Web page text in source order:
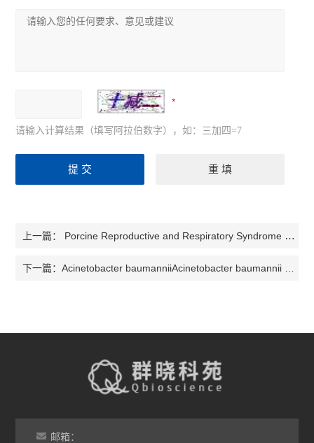
请输入计算结果（填写阿拉伯数字），如：三加四=7
上一篇： Porcine Reproductive and Respiratory Syndrome VPorcine Reproductive and Respiratory Syndrome Virus 猪繁殖和呼吸综合症病毒检测试剂盒
下一篇：Acinetobacter baumanniiAcinetobacter baumannii 鲍氏不动杆菌检测试剂盒
邮箱：